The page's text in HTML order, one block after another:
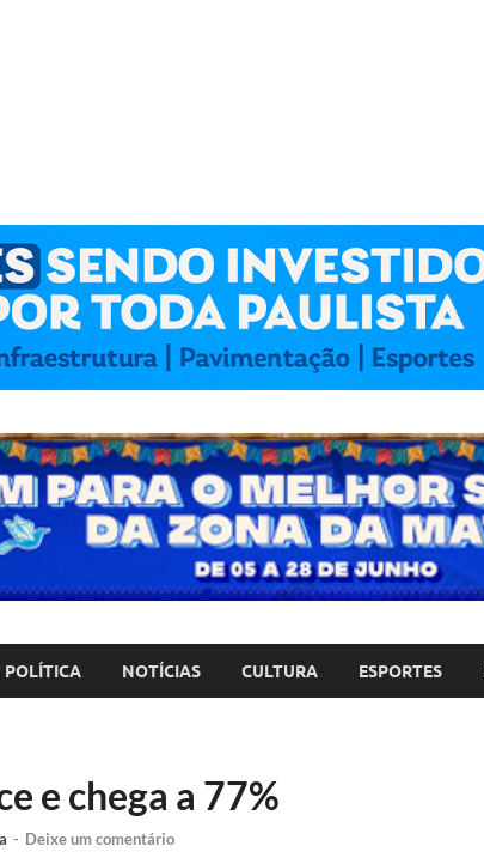
POLÍTICA NOTÍCIAS CULTURA ESPORTES
e chega a 77%
- Deixe um comentário